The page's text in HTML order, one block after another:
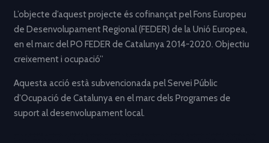
L’objecte d’aquest projecte és cofinançat pel Fons Europeu
de Desenvolupament Regional (FEDER) de la Unió Europea,
en el marc del PO FEDER de Catalunya 2014-2020. Objectiu
creixement i ocupació”
Aquesta acció està subvencionada pel Servei Públic
d’Ocupació de Catalunya en el marc dels Programes de
suport al desenvolupament local.